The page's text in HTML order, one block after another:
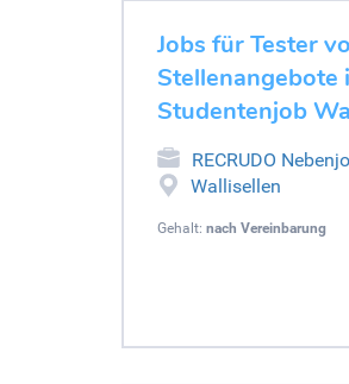
Jobs für Tester
Stellenangebote
Studentenjob
RECRUDO
Wallisellen
Gehalt: nach Vereinbarung